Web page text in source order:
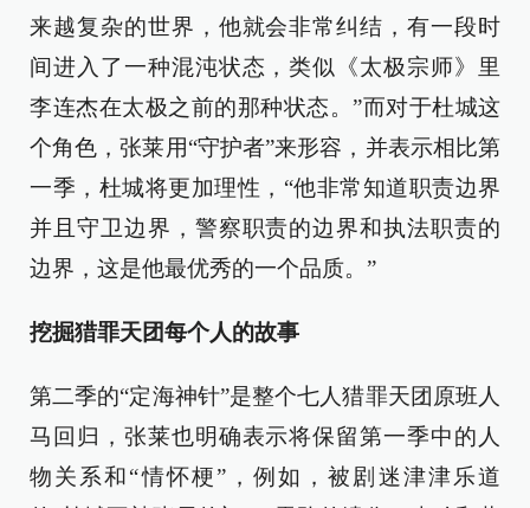
来越复杂的世界，他就会非常纠结，有一段时
间进入了一种混沌状态，类似《太极宗师》里
李连杰在太极之前的那种状态。”而对于杜城这
个角色，张莱用“守护者”来形容，并表示相比第
一季，杜城将更加理性，“他非常知道职责边界
并且守卫边界，警察职责的边界和执法职责的
边界，这是他最优秀的一个品质。”
挖掘猎罪天团每个人的故事
第二季的“定海神针”是整个七人猎罪天团原班人
马回归，张莱也明确表示将保留第一季中的人
物关系和“情怀梗”，例如，被剧迷津津乐道